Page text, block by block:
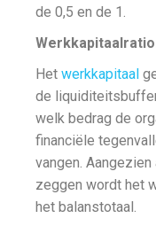
de 0,5 en de 1.
Het werkkapitaal
de
welk bedrag de
financiële
vangen.
zeggen wordt het
het balanstotaal.